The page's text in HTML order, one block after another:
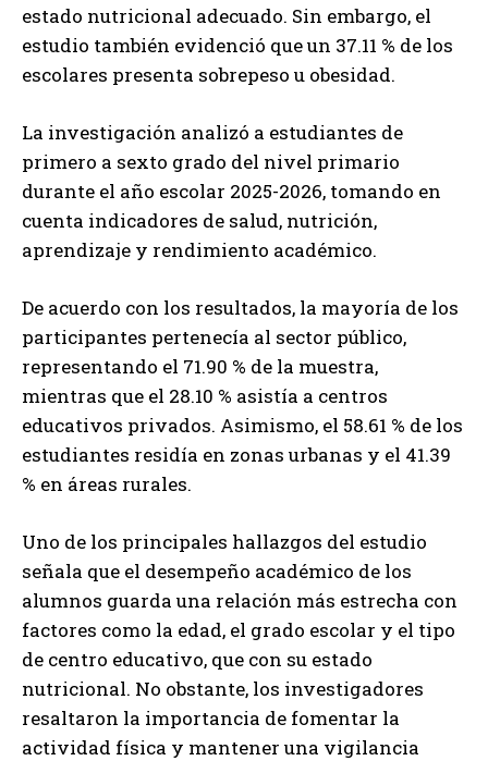
estado nutricional adecuado. Sin embargo, el
estudio también evidenció que un 37.11 % de los
escolares presenta sobrepeso u obesidad.
La investigación analizó a estudiantes de
primero a sexto grado del nivel primario
durante el año escolar 2025-2026, tomando en
cuenta indicadores de salud, nutrición,
aprendizaje y rendimiento académico.
De acuerdo con los resultados, la mayoría de los
participantes pertenecía al sector público,
representando el 71.90 % de la muestra,
mientras que el 28.10 % asistía a centros
educativos privados. Asimismo, el 58.61 % de los
estudiantes residía en zonas urbanas y el 41.39
% en áreas rurales.
Uno de los principales hallazgos del estudio
señala que el desempeño académico de los
alumnos guarda una relación más estrecha con
factores como la edad, el grado escolar y el tipo
de centro educativo, que con su estado
nutricional. No obstante, los investigadores
resaltaron la importancia de fomentar la
actividad física y mantener una vigilancia